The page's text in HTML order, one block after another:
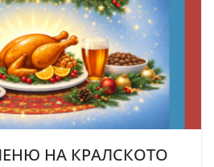
НА КРАЛСКОТО